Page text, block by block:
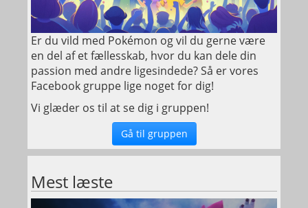
Er du vild med Pokémon og vil du gerne være
en del af et fællesskab, hvor du kan dele din
passion med andre ligesindede? Så er vores
Facebook gruppe lige noget for dig!
Vi glæder os til at se dig i gruppen!
Gå til gruppen
Mest læste